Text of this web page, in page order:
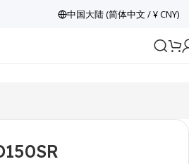
中国大陆 (简体中文 / ¥ CNY)